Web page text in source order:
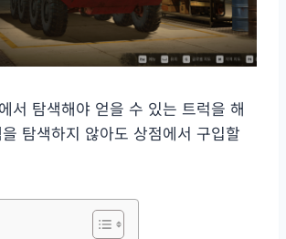
서 탐색해야 얻을 수 있는 트럭을 해
탐색하지 않아도 상점에서 구입할